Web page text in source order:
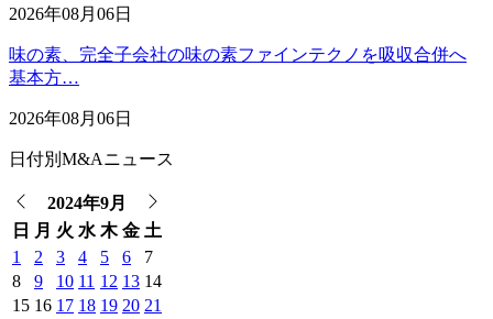
2026年08月06日
味の素、完全子会社の味の素ファインテクノを吸収合併へ
基本方…
2026年08月06日
日付別M&Aニュース
2024年9月
日
月 火 水 木 金 土
1
2 3 4 5 6
7
8
9 10 11 12 13 14
15 16 17 18 19 20 21